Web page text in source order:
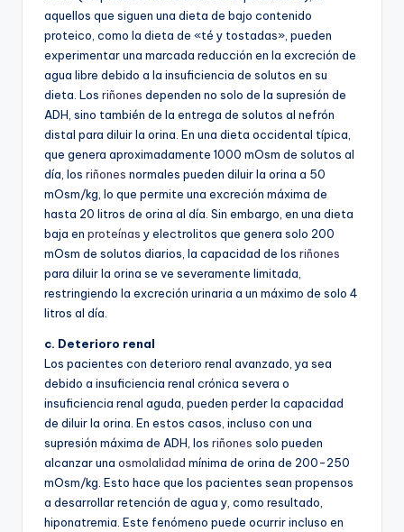
aquellos que siguen una dieta de bajo contenido
proteico, como la dieta de «té y tostadas», pueden
experimentar una marcada reducción en la excreción de
agua libre debido a la insuficiencia de solutos en su
dieta. Los riñones dependen no solo de la supresión de
ADH, sino también de la entrega de solutos al nefrón
distal para diluir la orina. En una dieta occidental típica,
que genera aproximadamente 1000 mOsm de solutos al
día, los riñones normales pueden diluir la orina a 50
mOsm/kg, lo que permite una excreción máxima de
hasta 20 litros de orina al día. Sin embargo, en una dieta
baja en proteínas y electrolitos que genera solo 200
mOsm de solutos diarios, la capacidad de los riñones
para diluir la orina se ve severamente limitada,
restringiendo la excreción urinaria a un máximo de solo 4
litros al día.
c. Deterioro renal
Los pacientes con deterioro renal avanzado, ya sea
debido a insuficiencia renal crónica severa o
insuficiencia renal aguda, pueden perder la capacidad
de diluir la orina. En estos casos, incluso con una
supresión máxima de ADH, los riñones solo pueden
alcanzar una osmolalidad mínima de orina de 200-250
mOsm/kg. Esto hace que los pacientes sean propensos
a desarrollar retención de agua y, como resultado,
hiponatremia. Este fenómeno puede ocurrir incluso en